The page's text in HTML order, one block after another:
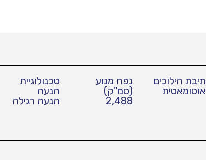
תיבת הילוכים
אוטומאטית
נפח מנוע
(סמ"ק)
2,488
טכנולוגיית
הנעה
הנעה רגילה